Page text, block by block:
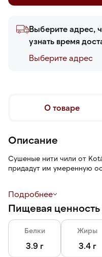
Выберите адрес,
узнать время
Выберите адреc
О товаре
Описание
Сушеные нити чили от
придадут им умеренную
белых), для легких супов,
мяса.
Пластиковая банка
хранение на кухне.
Подробнее
Пищевая ценность
Белки
3.9 г
Жиры
3.4 г